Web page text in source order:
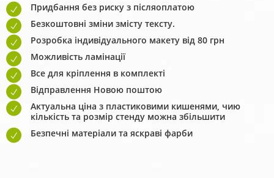
Придбання без риску з післяоплатою
Безкоштовні зміни змісту тексту.
Розробка індивідуального макету від 80 грн
Можливість ламінації
Все для кріплення в комплекті
Відправлення Новою поштою
Актуальна ціна з пластиковими кишенями, чию
кількість та розмір стенду можна збільшити
Безпечні матеріали та яскраві фарби